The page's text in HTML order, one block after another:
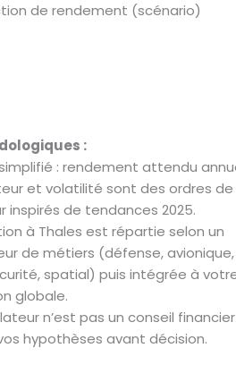
de rendement (scénario)
:
: rendement attendu
et volatilité sont des ordres de
inspirés de tendances 2025.
à Thales est répartie selon un
de métiers (défense, avionique,
spatial) puis intégrée à
globale.
n’est pas un conseil
hypothèses avant décision.